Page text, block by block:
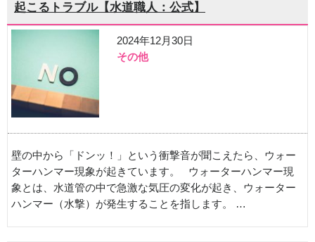
起こるトラブル【水道職人：公式】
2024年12月30日
その他
壁の中から「ドンッ！」という衝撃音が聞こえたら、ウォー
ターハンマー現象が起きています。 ウォーターハンマー現
象とは、水道管の中で急激な気圧の変化が起き、ウォーター
ハンマー（水撃）が発生することを指します。 …